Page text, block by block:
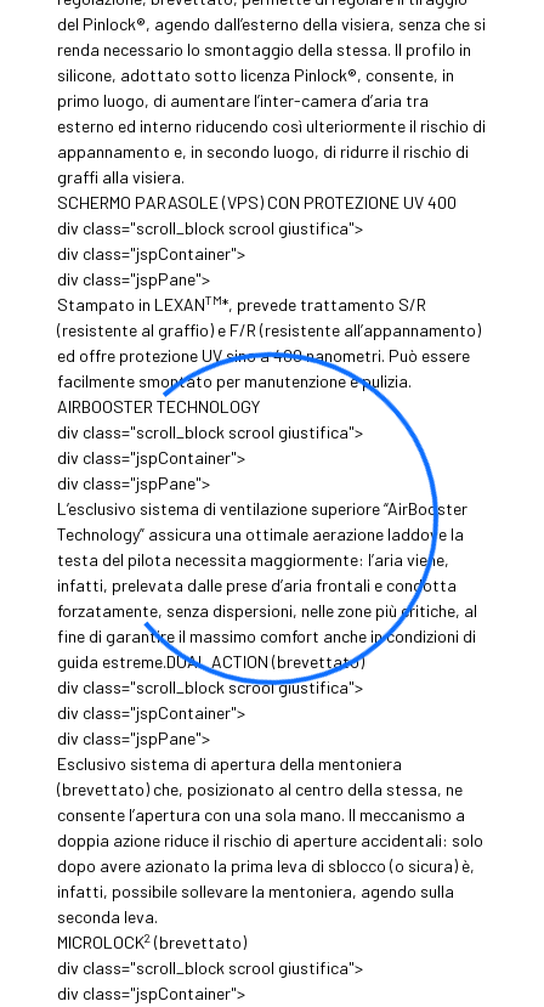
del Pinlock®, agendo dall’esterno della visiera, senza che si
renda necessario lo smontaggio della stessa. Il profilo in
silicone, adottato sotto licenza Pinlock®, consente, in
primo luogo, di aumentare l’inter-camera d’aria tra
esterno ed interno riducendo così ulteriormente il rischio di
appannamento e, in secondo luogo, di ridurre il rischio di
graffi alla visiera.
SCHERMO PARASOLE (VPS) CON PROTEZIONE UV 400
div class="scroll_block scrool giustifica">
div class="jspContainer">
div class="jspPane">
Stampato in LEXANTM*, prevede trattamento S/R
(resistente al graffio) e F/R (resistente all’appannamento)
ed offre protezione UV sino a 400 nanometri. Può essere
facilmente smontato per manutenzione e pulizia.
AIRBOOSTER TECHNOLOGY
div class="scroll_block scrool giustifica">
div class="jspContainer">
div class="jspPane">
L’esclusivo sistema di ventilazione superiore “AirBooster
Technology” assicura una ottimale aerazione laddove la
testa del pilota necessita maggiormente: l’aria viene,
infatti, prelevata dalle prese d’aria frontali e condotta
forzatamente, senza dispersioni, nelle zone più critiche, al
fine di garantire il massimo comfort anche in condizioni di
guida estreme.DUAL ACTION (brevettato)
div class="scroll_block scrool giustifica">
div class="jspContainer">
div class="jspPane">
Esclusivo sistema di apertura della mentoniera
(brevettato) che, posizionato al centro della stessa, ne
consente l’apertura con una sola mano. Il meccanismo a
doppia azione riduce il rischio di aperture accidentali: solo
dopo avere azionato la prima leva di sblocco (o sicura) è,
infatti, possibile sollevare la mentoniera, agendo sulla
seconda leva.
MICROLOCK2 (brevettato)
div class="scroll_block scrool giustifica">
div class="jspContainer">